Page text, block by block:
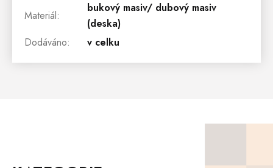
Materiál:
bukový masiv/ dubový masiv
(deska)
Dodáváno: v celku